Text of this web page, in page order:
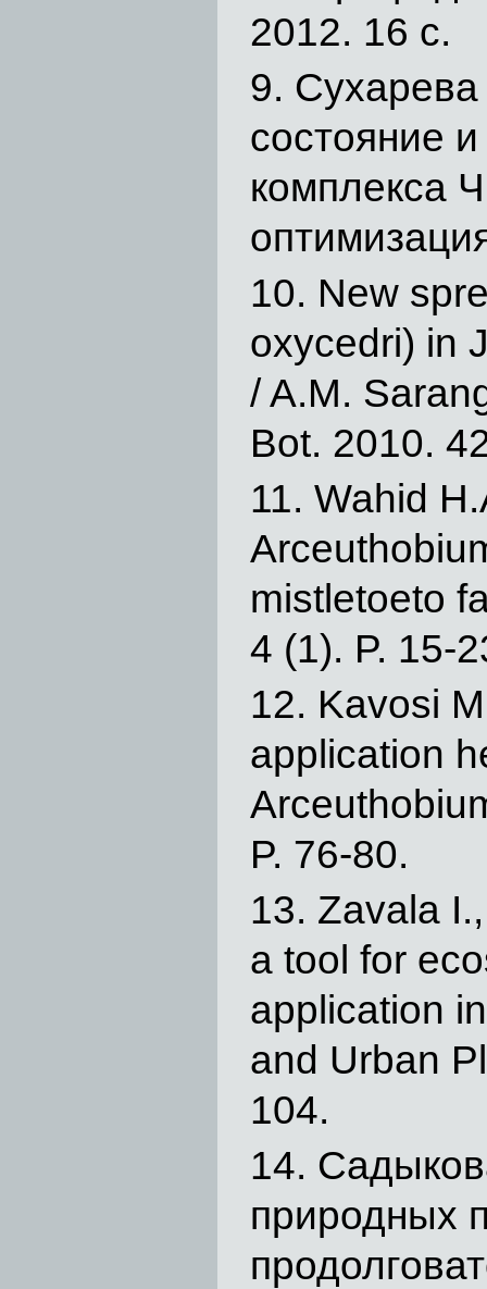
2012. 16 с.
состояние
комплекса
New
oxycedri) in
/ A.M.
Bot. 2010.
Wahid
mistletoeto
4 (1). P. 15-
Kavosi
application
P. 76-80.
Zavala
a tool for
application
and Urban
104.
природных